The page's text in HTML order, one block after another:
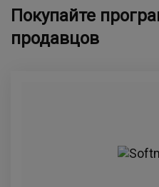
Покупайте
продавцов